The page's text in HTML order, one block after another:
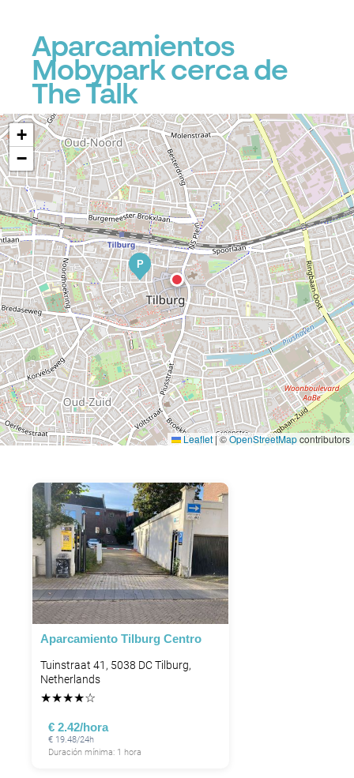
Aparcamientos
Mobypark cerca de
The Talk
P
+
−
Leaflet |©OpenStreetMapcontributors
Aparcamiento Tilburg Centro
Tuinstraat 41, 5038 DC Tilburg,
Netherlands
★★★★☆
€ 2.42/hora
€ 19.48/24h
Duración mínima: 1 hora